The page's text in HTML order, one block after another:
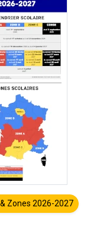
Zones 2026-2027